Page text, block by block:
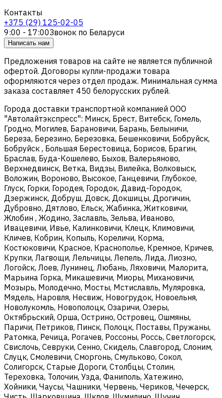
Контакты
+375 (29) 125-02-05
9:00 - 17:00Звонок по Беларуси
Написать нам
Предложения товаров на сайте не является публичной
офертой. Договоры купли-продажи товара
оформляются через отдел продаж. Минимальная сумма
заказа составляет 450 белорусских рублей.
Города доставки транспортной компанией ООО
"Автолайтэкспресс": Минск, Брест, Витебск, Гомель,
Гродно, Могилев, Барановичи, Барань, Белыничи,
Береза, Березино, Березовка, Бешенковичи, Бобруйск,
Бобруйск , Большая Берестовица, Борисов, Брагин,
Браслав, Буда-Кошелево, Быхов, Валерьяново,
Верхнедвинск, Ветка, Видзы, Вилейка, Волковыск,
Воложин, Вороново, Высокое, Ганцевичи, Глубокое,
Глуск, Горки, Городея, Городок, Давид-Городок,
Дзержинск, Добруш, Довск, Докшицы, Дрогичин,
Дубровно, Дятлово, Ельск, Жабинка, Житковичи,
Жлобин , Жодино, Заславль, Зельва, Иваново,
Ивацевичи, Ивье, Калинковичи, Клецк, Климовичи,
Кличев, Кобрин, Копыль, Кореличи, Корма,
Костюковичи, Красное, Краснополье, Кремное, Кричев,
Крупки, Лагвощи, Лельчицы, Лепель, Лида, Лиозно,
Логойск, Лоев, Лунинец, Любань, Ляховичи, Малорита,
Марьина Горка, Микашевичи, Миоры, Михановичи,
Мозырь, Молодечно, Мосты, Мстиславль, Муляровка,
Мядель, Наровля, Несвиж, Новогрудок, Новоельня,
Новолукомль, Новополоцк, Озаричи, Озеры,
Октябрьский, Орша, Острино, Островец, Ошмяны,
Паричи, Петриков, Пинск, Полоцк, Поставы, Пружаны,
Ратомка, Речица, Рогачев, Россоны, Россь, Светлогорск,
Свислочь, Севруки, Сенно, Скидель, Славгород, Слоним,
Слуцк, Смолевичи, Сморгонь, Смульково, Сокол,
Солигорск, Старые Дороги, Столбцы, Столин,
Тереховка, Толочин, Узда, Фаниполь, Хатежино,
Хойники, Чаусы, Чашники, Червень, Чериков, Чечерск,